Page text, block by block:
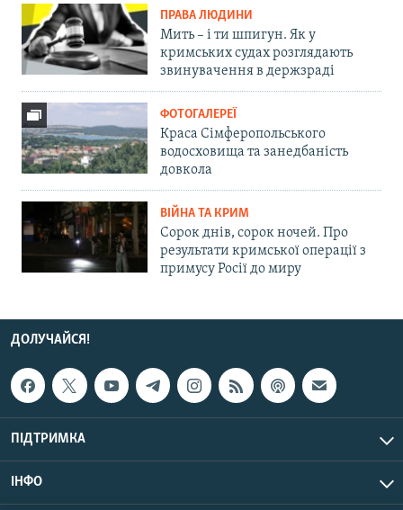
ПРАВА ЛЮДИНИ
Мить – і ти шпигун. Як у
кримських судах розглядають
звинувачення в держзраді
ФОТОГАЛЕРЕЇ
Краса Сімферопольського
водосховища та занедбаність
довкола
ВІЙНА ТА КРИМ
Сорок днів, сорок ночей. Про
результати кримської операції з
примусу Росії до миру
ДОЛУЧАЙСЯ!
ПІДТРИМКА
ІНФО